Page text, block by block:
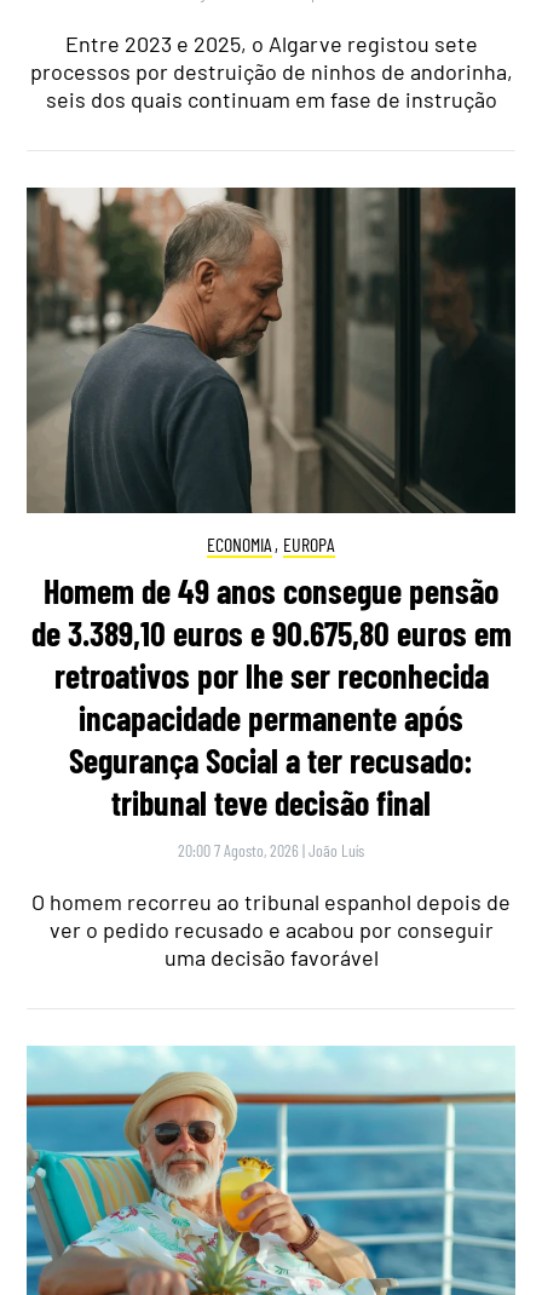
Entre 2023 e 2025, o Algarve registou sete
processos por destruição de ninhos de andorinha,
seis dos quais continuam em fase de instrução
ECONOMIA , EUROPA
Homem de 49 anos consegue pensão
de 3.389,10 euros e 90.675,80 euros em
retroativos por lhe ser reconhecida
incapacidade permanente após
Segurança Social a ter recusado:
tribunal teve decisão final
20:00 7 Agosto, 2026 |João Luís
O homem recorreu ao tribunal espanhol depois de
ver o pedido recusado e acabou por conseguir
uma decisão favorável